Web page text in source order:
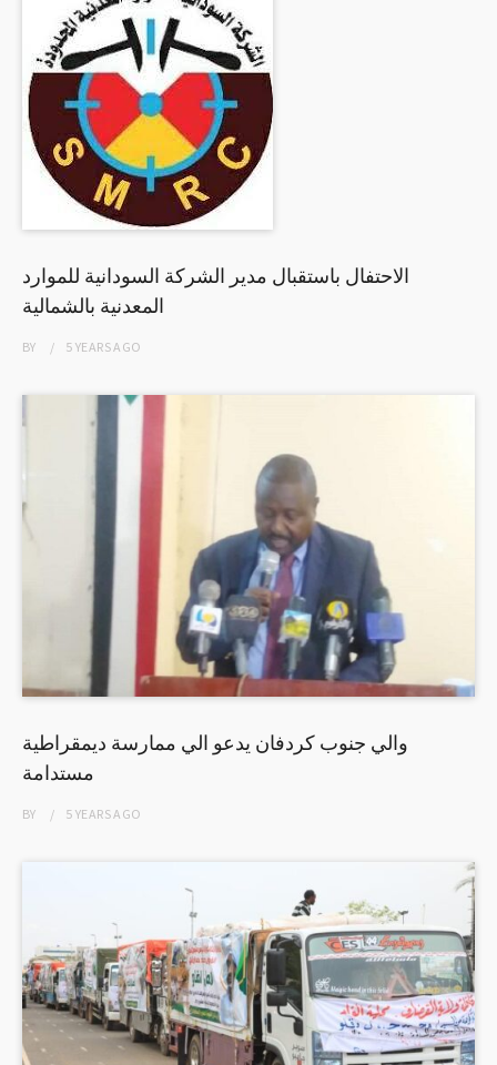
الاحتفال باستقبال مدير الشركة السودانية للموارد
المعدنية بالشمالية
BY 5 YEARSAGO
والي جنوب كردفان يدعو الي ممارسة ديمقراطية
مستدامة
BY 5 YEARSAGO